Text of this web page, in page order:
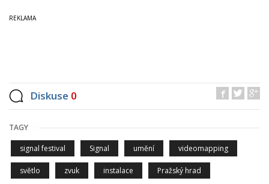
Diskuse 0
TAGY
signal festival Signal umění videomapping
světlo zvuk instalace Pražský hrad